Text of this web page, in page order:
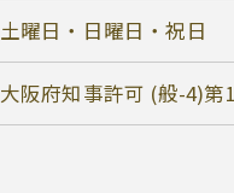
土曜日・日曜日・祝日
大阪府知事許可 (般-4)第